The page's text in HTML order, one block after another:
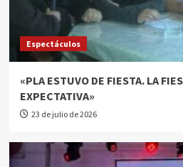
Espectáculos
«PLA ESTUVO DE FIESTA. LA
EXPECTATIVA»
23 de julio de 2026